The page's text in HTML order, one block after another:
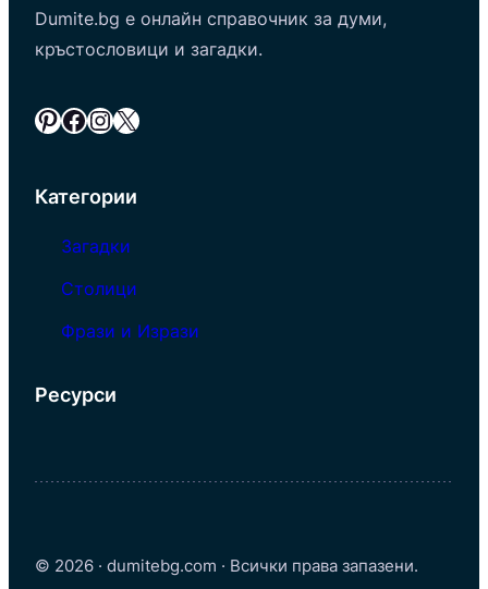
Dumite.bg е онлайн справочник за думи,
кръстословици и загадки.
Pinterest Facebook InstagramX
Категории
Загадки
Столици
Фрази и Изрази
Ресурси
© 2026 · dumitebg.com · Всички права запазени.